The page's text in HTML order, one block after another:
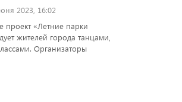
2023, 16:02
«Летние парки
жителей города танцами,
Организаторы
программу, которая